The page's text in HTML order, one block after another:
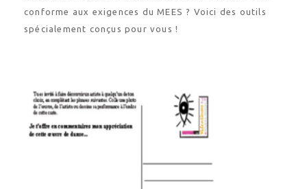
conforme aux exigences du MEES ? Voici des outils
spécialement conçus pour vous !